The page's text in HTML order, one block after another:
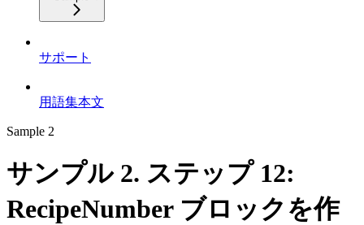
サポート
用語集本文
Sample 2
サンプル 2. ステップ 12:
RecipeNumber ブロックを作